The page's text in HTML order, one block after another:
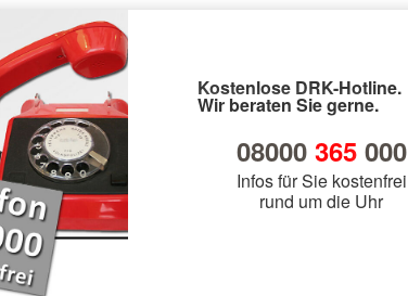
Kostenlose DRK-Hotline.
Wir beraten Sie gerne.
08000 365000
Infos für Sie kostenfrei
rund um die Uhr